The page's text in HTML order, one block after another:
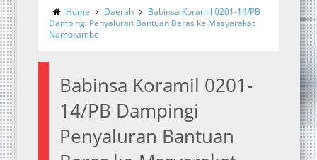
Home Daerah
Babinsa Koramil 0201-14/PB
Dampingi Penyaluran Bantuan Beras ke Masyarakat
Namorambe
Babinsa Koramil 0201-
14/PB Dampingi
Penyaluran Bantuan